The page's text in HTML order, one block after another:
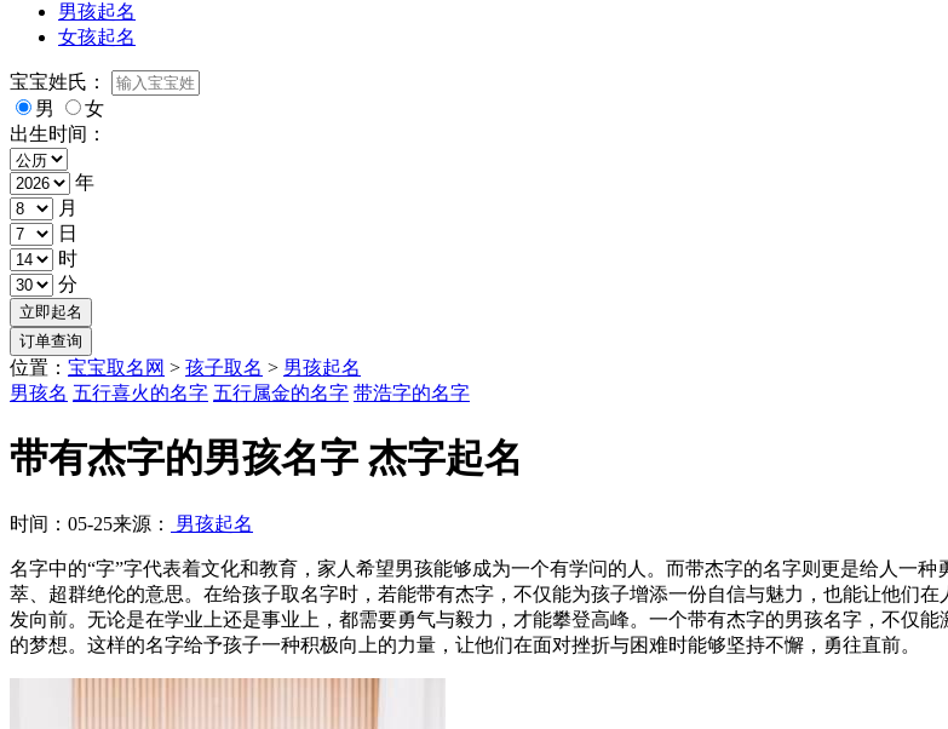
男孩起名
女孩起名
宝宝姓氏：
男
女
出生时间：
年
月
日
时
分
位置： 宝宝取名网 > 孩子取名 > 男孩起名
男孩名 五行喜火的名字 五行属金的名字 带浩字的名字
带有杰字的男孩名字 杰字起名
时间：05-25来源： 男孩起名
名字中的“字”字代表着文化和教育，家人希望男孩能够成为一个有学问的人。而带杰字的名字则更是给人一
萃、超群绝伦的意思。在给孩子取名字时，若能带有杰字，不仅能为孩子增添一份自信与魅力，也能让他们
发向前。无论是在学业上还是事业上，都需要勇气与毅力，才能攀登高峰。一个带有杰字的男孩名字，不仅
的梦想。这样的名字给予孩子一种积极向上的力量，让他们在面对挫折与困难时能够坚持不懈，勇往直前。